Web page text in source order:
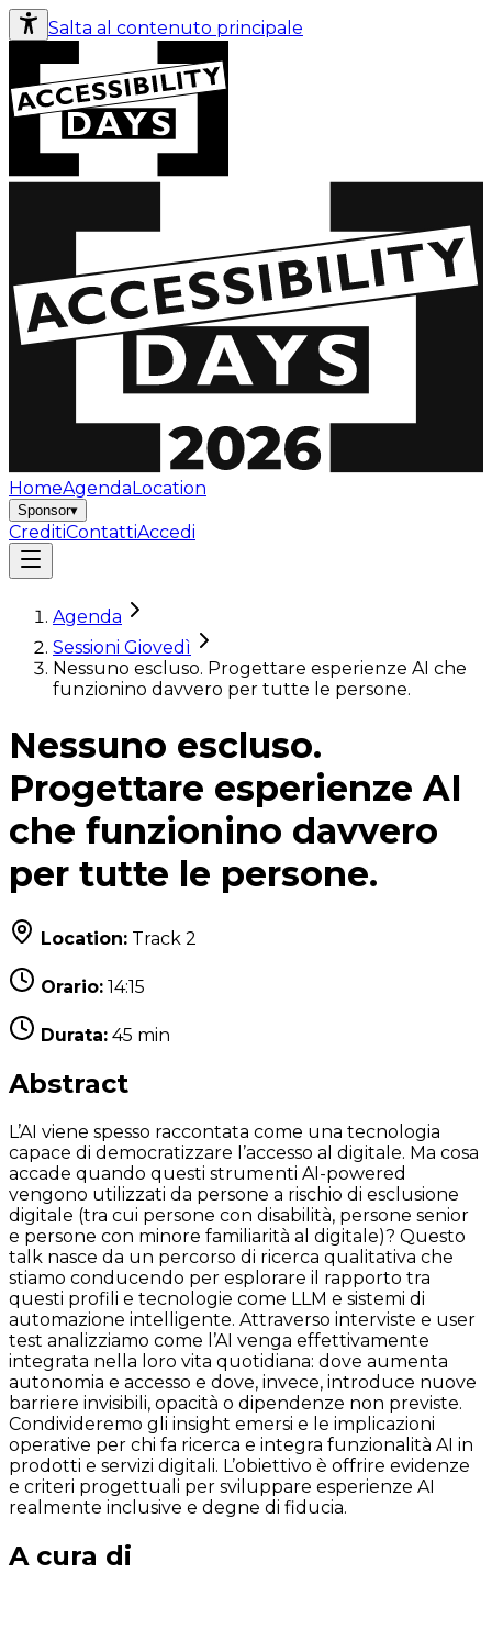
Salta al contenuto principale
HomeAgenda Location
Sponsor▾
CreditiContattiAccedi
Agenda
Sessioni Giovedì
Nessuno escluso. Progettare esperienze AI che
funzionino davvero per tutte le persone.
Nessuno escluso.
Progettare esperienze AI
che funzionino davvero
per tutte le persone.
Location: Track 2
Orario: 14:15
Durata: 45 min
Abstract
L’AI viene spesso raccontata come una tecnologia
capace di democratizzare l’accesso al digitale. Ma cosa
accade quando questi strumenti AI-powered
vengono utilizzati da persone a rischio di esclusione
digitale (tra cui persone con disabilità, persone senior
e persone con minore familiarità al digitale)? Questo
talk nasce da un percorso di ricerca qualitativa che
stiamo conducendo per esplorare il rapporto tra
questi profili e tecnologie come LLM e sistemi di
automazione intelligente. Attraverso interviste e user
test analizziamo come l’AI venga effettivamente
integrata nella loro vita quotidiana: dove aumenta
autonomia e accesso e dove, invece, introduce nuove
barriere invisibili, opacità o dipendenze non previste.
Condivideremo gli insight emersi e le implicazioni
operative per chi fa ricerca e integra funzionalità AI in
prodotti e servizi digitali. L’obiettivo è offrire evidenze
e criteri progettuali per sviluppare esperienze AI
realmente inclusive e degne di fiducia.
A cura di